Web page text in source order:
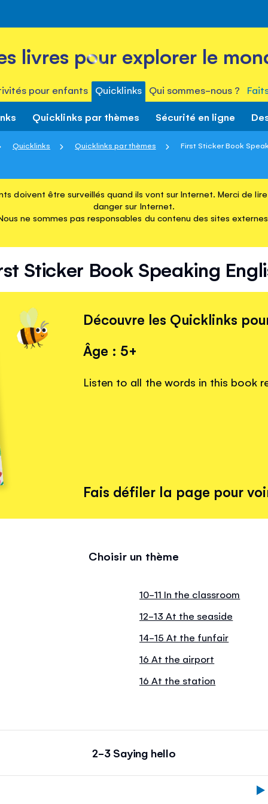
livres pour explorer le
pour enfants Quicklinks Qui sommes-nous ?
Quicklinks par thèmes Sécurité en ligne
Quicklinks Quicklinks par thèmes First Sticker Book
doivent être surveillés quand ils vont sur Internet. Merci de
danger sur Internet.
ne sommes pas responsables du contenu des sites
Sticker Book Speaking
Découvre les Quicklinks
Âge : 5+
Listen to all the words in this book
Fais défiler la page pour
Choisir un thème
10-11 In the classroom
12-13 At the seaside
14-15 At the funfair
16 At the airport
16 At the station
2-3 Saying hello